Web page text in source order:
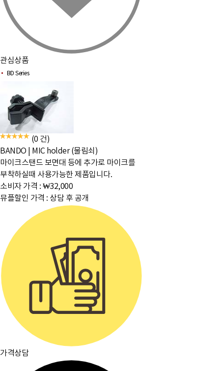
관심상품
BD Series
(0 건)
BANDO
MIC holder (물림쇠)
마이크스탠드 보면대 등에 추가로 마이크를
부착하실때 사용가능한 제품입니다.
소비자 가격 : ₩32,000
뮤플할인 가격 : 상담 후 공개
가격상담